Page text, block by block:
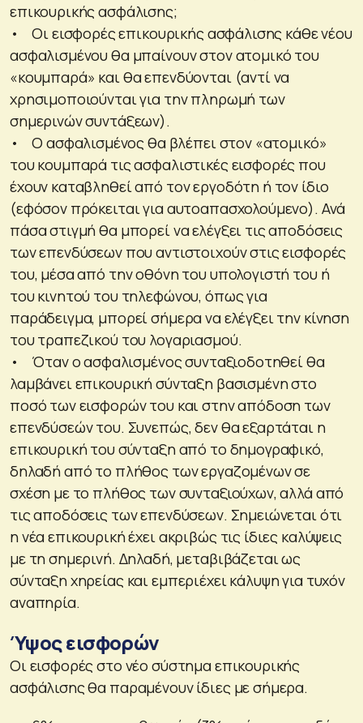
επικουρικής ασφάλισης;
• Οι εισφορές επικουρικής ασφάλισης κάθε νέου
ασφαλισμένου θα μπαίνουν στον ατομικό του
«κουμπαρά» και θα επενδύονται (αντί να
χρησιμοποιούνται για την πληρωμή των
σημερινών συντάξεων).
• Ο ασφαλισμένος θα βλέπει στον «ατομικό»
του κουμπαρά τις ασφαλιστικές εισφορές που
έχουν καταβληθεί από τον εργοδότη ή τον ίδιο
(εφόσον πρόκειται για αυτοαπασχολούμενο). Ανά
πάσα στιγμή θα μπορεί να ελέγξει τις αποδόσεις
των επενδύσεων που αντιστοιχούν στις εισφορές
του, μέσα από την οθόνη του υπολογιστή του ή
του κινητού του τηλεφώνου, όπως για
παράδειγμα, μπορεί σήμερα να ελέγξει την κίνηση
του τραπεζικού του λογαριασμού.
• Όταν ο ασφαλισμένος συνταξιοδοτηθεί θα
λαμβάνει επικουρική σύνταξη βασισμένη στο
ποσό των εισφορών του και στην απόδοση των
επενδύσεών του. Συνεπώς, δεν θα εξαρτάται η
επικουρική του σύνταξη από το δημογραφικό,
δηλαδή από το πλήθος των εργαζομένων σε
σχέση με το πλήθος των συνταξιούχων, αλλά από
τις αποδόσεις των επενδύσεων. Σημειώνεται ότι
η νέα επικουρική έχει ακριβώς τις ίδιες καλύψεις
με τη σημερινή. Δηλαδή, μεταβιβάζεται ως
σύνταξη χηρείας και εμπεριέχει κάλυψη για τυχόν
αναπηρία.
Ύψος εισφορών
Οι εισφορές στο νέο σύστημα επικουρικής
ασφάλισης θα παραμένουν ίδιες με σήμερα.